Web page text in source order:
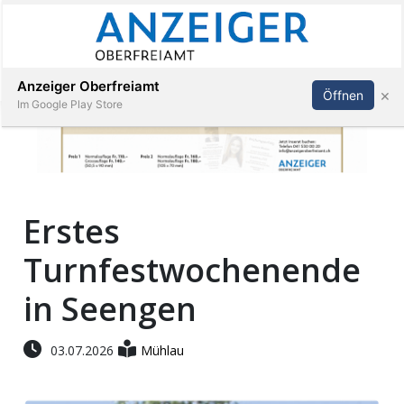
Veranstaltungen
Stellen
Paper
App
Abonnieren Anmelden
Erstes
Turnfestwochenende
in Seengen
03.07.2026 Mühlau
Anzeiger Oberfreiamt
Im Google Play Store
Öffnen ×